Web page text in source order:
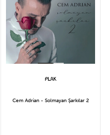
Cem Adrian - Solmayan Şarkılar 2